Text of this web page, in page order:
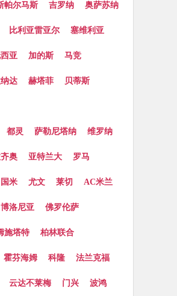
帕尔马斯 吉罗纳 奥萨苏纳
比利亚雷亚尔 塞维利亚
亚 加的斯 马竞
达 赫塔菲 贝蒂斯
都灵 萨勒尼塔纳 维罗纳
奥 亚特兰大 罗马
国米 尤文 莱切 AC米兰
博洛尼亚 佛罗伦萨
施塔特 柏林联合
霍芬海姆 科隆 法兰克福
云达不莱梅 门兴 波鸿